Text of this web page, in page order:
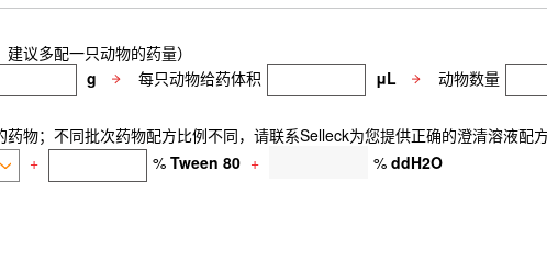
议多配一只动物的药量）
g 每只动物给药体积 μL 动物数量
物；不同批次药物配方比例不同，请联系Selleck为您提供正确的澄清溶液配
+ % Tween 80 + % ddH2O